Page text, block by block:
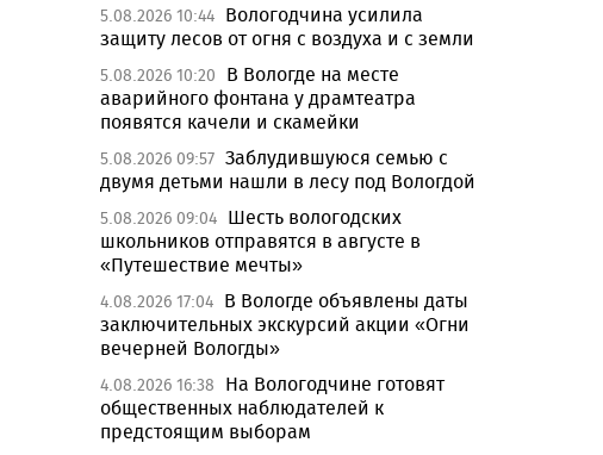
5.08.2026 10:44 Вологодчина усилила
защиту лесов от огня с воздуха и с земли
5.08.2026 10:20
В Вологде на месте
аварийного фонтана у драмтеатра
появятся качели и скамейки
5.08.2026 09:57 Заблудившуюся семью с
двумя детьми нашли в лесу под Вологдой
5.08.2026 09:04 Шесть вологодских
школьников отправятся в августе в
«Путешествие мечты»
4.08.2026 17:04 В Вологде объявлены даты
заключительных экскурсий акции «Огни
вечерней Вологды»
4.08.2026 16:38
На Вологодчине готовят
общественных наблюдателей к
предстоящим выборам